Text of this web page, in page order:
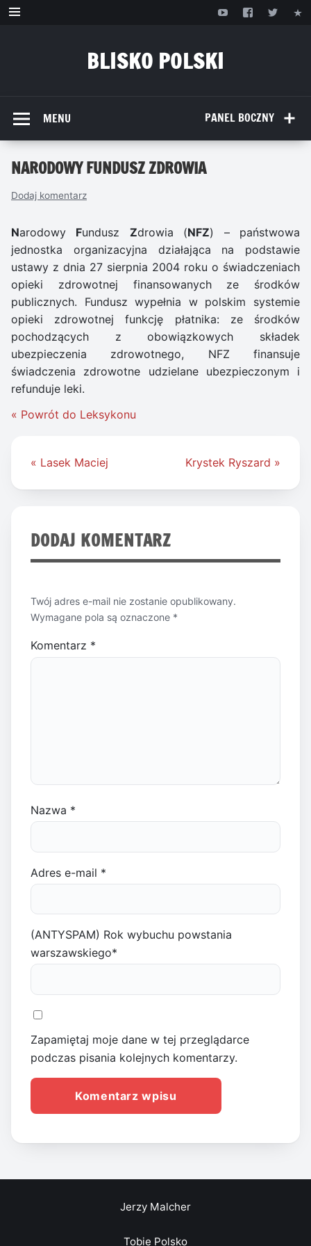
Przejdź
BLISKO POLSKI
PANEL BOCZNY
MENU
NARODOWY FUNDUSZ ZDROWIA
Dodaj komentarz
Narodowy Fundusz Zdrowia (NFZ) – państwowa
jednostka organizacyjna działająca na podstawie
ustawy z dnia 27 sierpnia 2004 roku o świadczeniach
opieki zdrowotnej finansowanych ze środków
publicznych. Fundusz wypełnia w polskim systemie
opieki zdrowotnej funkcję płatnika: ze środków
pochodzących z obowiązkowych składek
ubezpieczenia zdrowotnego, NFZ finansuje
świadczenia zdrowotne udzielane ubezpieczonym i
refunduje leki.
« Powrót do Leksykonu
Nawigacja
« Lasek Maciej Krystek Ryszard »
DODAJ KOMENTARZ
Twój adres e-mail nie zostanie opublikowany.
Wymagane pola są oznaczone *
Komentarz *
Nazwa *
Adres e-mail *
(ANTYSPAM) Rok wybuchu powstania
warszawskiego*
Zapamiętaj moje dane w tej przeglądarce
podczas pisania kolejnych komentarzy.
Jerzy Malcher
Tobie Polsko